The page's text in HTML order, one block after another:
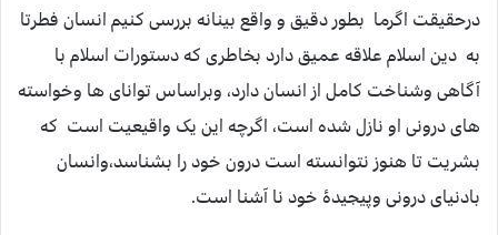
درحقیقت اگرما بطور دقیق و واقع بینانه بررسی کنیم انسان فطرتا
به دین اسلام علاقه عمیق دارد بخاطری که دستورات اسلام با
آگاهی وشناخت کامل از انسان دارد، وبراساس توانای ها وخواسته
های درونی او نازل شده است، اگرچه این یک واقیعیت است که
بشریت تا هنوز نتوانسته است درون خود را بشناسد،وانسان
بادنیای درونی وپیجیدۀ خود نا آشنا است.